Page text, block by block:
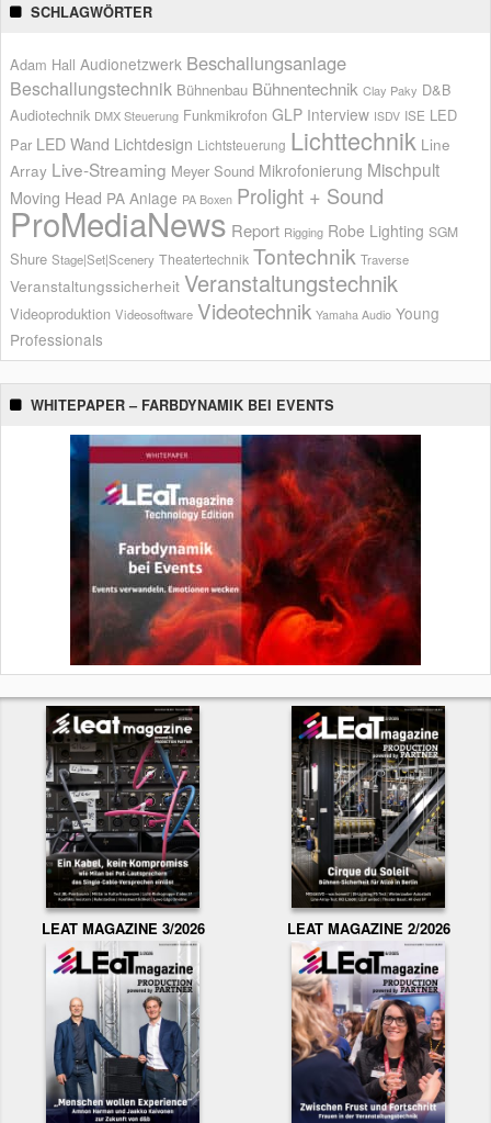
SCHLAGWÖRTER
Adam Hall Audionetzwerk Beschallungsanlage
Beschallungstechnik Bühnenbau Bühnentechnik Clay Paky D&B
Audiotechnik DMX Steuerung Funkmikrofon GLP Interview ISDV ISE LED
Par LED Wand Lichtdesign Lichtsteuerung Lichttechnik Line
Array Live-Streaming Meyer Sound Mikrofonierung Mischpult
Moving Head PA Anlage PA Boxen Prolight + Sound
ProMediaNews Report Rigging Robe Lighting SGM
Shure Stage|Set|Scenery Theatertechnik Tontechnik Traverse
Veranstaltungssicherheit Veranstaltungstechnik
Videoproduktion Videosoftware Videotechnik Yamaha Audio Young
Professionals
WHITEPAPER – FARBDYNAMIK BEI EVENTS
LEAT MAGAZINE 3/2026 LEAT MAGAZINE 2/2026